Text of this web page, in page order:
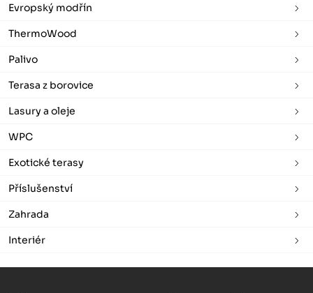
Evropský modřín
ThermoWood
Palivo
Terasa z borovice
Lasury a oleje
WPC
Exotické terasy
Příslušenství
Zahrada
Interiér